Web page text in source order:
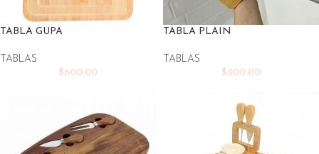
TABLA GUPA
TABLAS
$600.00
TABLA PLAIN
TABLAS
$200.00